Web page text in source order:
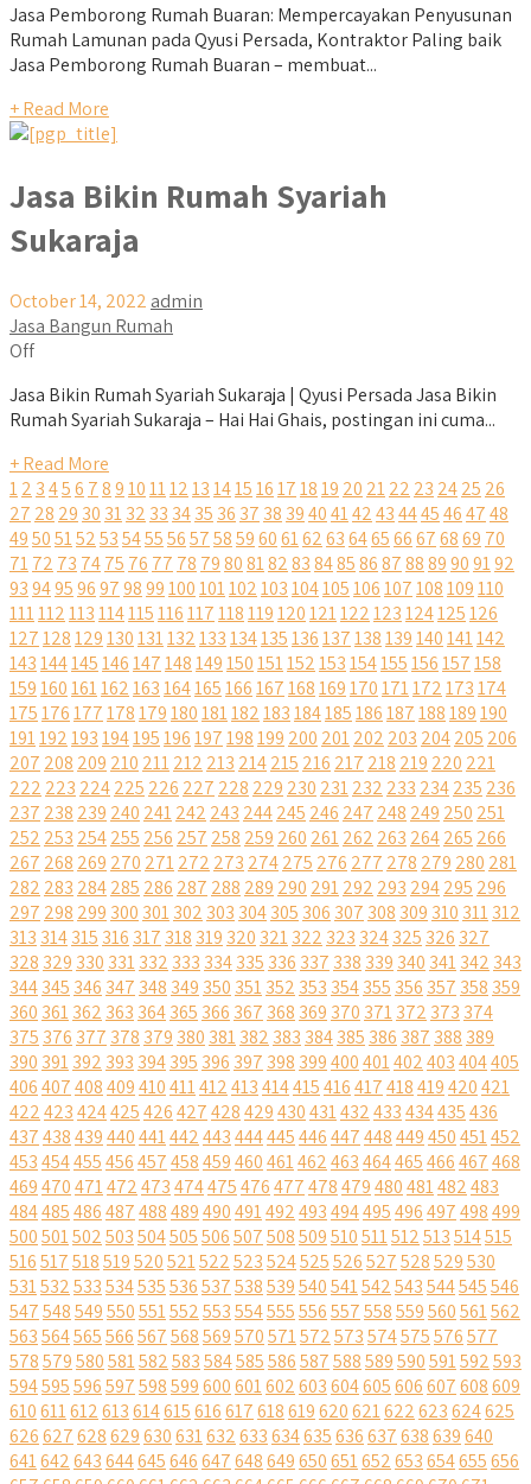
Jasa Pemborong Rumah Buaran: Mempercayakan Penyusunan
Rumah Lamunan pada Qyusi Persada, Kontraktor Paling baik
Jasa Pemborong Rumah Buaran – membuat...
+ Read More
Jasa Bikin Rumah Syariah
Sukaraja
October 14, 2022 admin
Jasa Bangun Rumah
Off
Jasa Bikin Rumah Syariah Sukaraja | Qyusi Persada Jasa Bikin
Rumah Syariah Sukaraja – Hai Hai Ghais, postingan ini cuma...
+ Read More
12 3456 78910111213141516171819 20 2122 23 2425 26
27 28 29 30 3132 33 3435 36 37 38 39404142434445464748
495051525354555657585960616263646566676869 70
7172 73 7475 76 77 78 7980818283848586878889909192
93949596979899100101102103104105106107108109110
111112113114115116117118119120121122123124125126
127128129130131132133134135136137138139140141142
143144145146147148149150151152153154155156157158
159160161162163164165166167168169170171172173174
175176177178179180181182183184185186187188189190
191192193194195196197198199 200 201202 203 204205 206
207 208 209 210 211212 213 214215 216 217 218 219 220 221
222 223 224225 226 227 228 229 230 231232 233 234235 236
237 238 239 240 241242 243 244245 246 247 248 249 250 251
252 253 254255 256 257 258 259 260 261262 263 264265 266
267 268 269 270 271272 273 274275 276 277 278 279 280 281
282 283 284285 286 287 288 289 290 291292 293 294295 296
297 298 299 300 301302 303 304305 306 307 308 309 310 311312
313 314315 316 317 318 319 320 321322 323 324325 326 327
328 329 330 331332 333 334335 336 337 338 339 340 341342 343
344345 346 347 348 349 350 351352 353 354355 356 357 358 359
360 361362 363 364365 366 367 368 369 370 371372 373 374
375 376 377 378 379 380 381382 383 384385 386 387 388 389
390 391392 393 394395 396 397 398 399400401402403404405
406407408409410411412413414415416417418419420421
422423424425426427428429430431432433434435436
437438439440441442443444445446447448449450451452
453454455456457458459460461462463464465466467468
469470471472473474475476477478479480481482483
484485486487488489490491492493494495496497498499
500501502503504505506507508509510511512513514515
516517518519520521522523524525526527528529530
531532533534535536537538539540541542543544545546
547548549550551552553554555556557558559560561562
563564565566567568569570571572573574575576577
578579580581582583584585586587588589590591592593
594595596597598599600601602603604605606607608609
610611612613614615616617618619620621622623624625
626627628629630631632633634635636637638639640
641642643644645646647648649650651652653654655656